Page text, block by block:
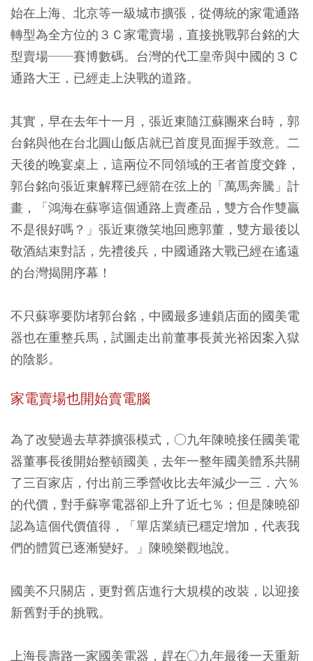
始在上海、北京等一級城市擴張，從傳統的家電通路
轉型為全方位的３Ｃ家電賣場，直接挑戰郭台銘的大
型賣場──賽博數碼。台灣的代工皇帝與中國的３Ｃ
通路大王，已經走上決戰的道路。
其實，早在去年十一月，張近東隨江蘇團來台時，郭
台銘與他在台北圓山飯店就已首度見面握手致意。二
天後的晚宴桌上，這兩位不同領域的王者首度交鋒，
郭台銘向張近東解釋已經箭在弦上的「萬馬奔騰」計
畫，「鴻海在蘇寧這個通路上賣產品，雙方合作雙贏
不是很好嗎？」張近東微笑地回應郭董，雙方最後以
敬酒結束對話，先禮後兵，中國通路大戰已經在遙遠
的台灣揭開序幕！
不只蘇寧要防堵郭台銘，中國最多連鎖店面的國美電
器也在重整兵馬，試圖走出前董事長黃光裕因案入獄
的陰影。
家電賣場也開始賣電腦
為了改變過去草莽擴張模式，○九年陳曉接任國美電
器董事長後開始整頓國美，去年一整年國美體系共關
了三百家店，付出前三季營收比去年減少一三．六％
的代價，對手蘇寧電器卻上升了近七％；但是陳曉卻
認為這個代價值得，「單店業績已穩定增加，代表我
們的體質已逐漸變好。」陳曉樂觀地說。
國美不只關店，更對舊店進行大規模的改裝，以迎接
新舊對手的挑戰。
上海長壽路一家國美電器，趕在○九年最後一天重新